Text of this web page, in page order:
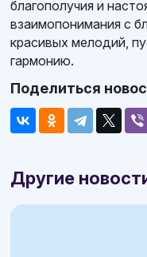
благополучия и
взаимопонимания с
красивых мелодий,
гармонию.
Поделиться
Другие